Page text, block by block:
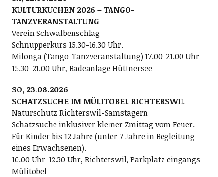
KULTURKUCHEN 2026 – TANGO-
TANZVERANSTALTUNG
Verein Schwalbenschlag
Schnupperkurs 15.30-16.30 Uhr.
Milonga (Tango-Tanzveranstaltung) 17.00-21.00 Uhr
15.30-21.00 Uhr, Badeanlage Hüttnersee
SO, 23.08.2026
SCHATZSUCHE IM MÜLITOBEL RICHTERSWIL
Naturschutz Richterswil-Samstagern
Schatzsuche inklusiver kleiner Zmittag vom Feuer.
Für Kinder bis 12 Jahre (unter 7 Jahre in Begleitung
eines Erwachsenen).
10.00 Uhr-12.30 Uhr, Richterswil, Parkplatz eingangs
Mülitobel